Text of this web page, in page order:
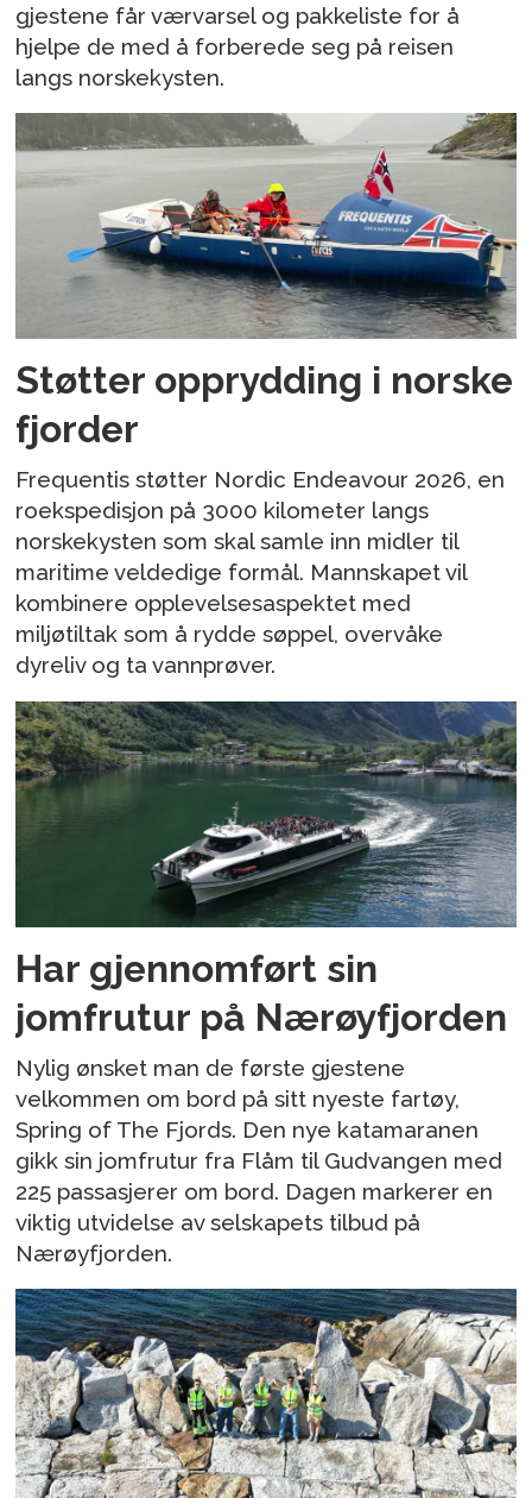
gjestene får værvarsel og pakkeliste for å
hjelpe de med å forberede seg på reisen
langs norskekysten.
Støtter opprydding i norske
fjorder
Frequentis støtter Nordic Endeavour 2026, en
roekspedisjon på 3000 kilometer langs
norskekysten som skal samle inn midler til
maritime veldedige formål. Mannskapet vil
kombinere opplevelsesaspektet med
miljøtiltak som å rydde søppel, overvåke
dyreliv og ta vannprøver.
Har gjennomført sin
jomfrutur på Nærøyfjorden
Nylig ønsket man de første gjestene
velkommen om bord på sitt nyeste fartøy,
Spring of The Fjords. Den nye katamaranen
gikk sin jomfrutur fra Flåm til Gudvangen med
225 passasjerer om bord. Dagen markerer en
viktig utvidelse av selskapets tilbud på
Nærøyfjorden.